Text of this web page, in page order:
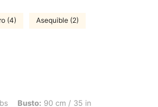
(4) Asequible (2)
in, Cintura: 72 cm / 28 in, Caderas: 112 cm
Busto: 90 cm / 35 in